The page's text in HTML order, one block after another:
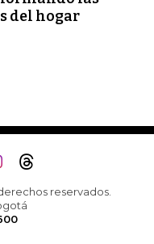
del hogar
reservados.